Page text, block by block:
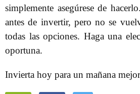
simplemente asegúrese de
antes de invertir, pero no se
todas las opciones. Haga una
oportuna.
Invierta hoy para un mañana